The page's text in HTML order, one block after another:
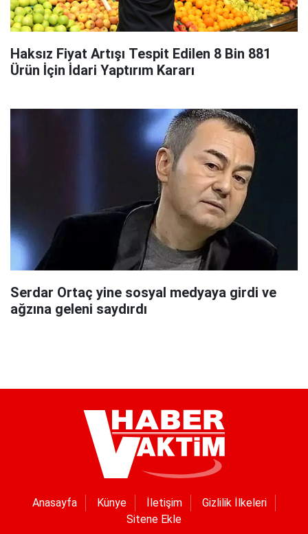
Haksız Fiyat Artışı Tespit Edilen 8 Bin 881
Ürün İçin İdari Yaptırım Kararı
Serdar Ortaç yine sosyal medyaya girdi ve
ağzına geleni saydırdı
Anasayfa Künye İletişim
Gizlilik İlkeleri
Sitene Ekle